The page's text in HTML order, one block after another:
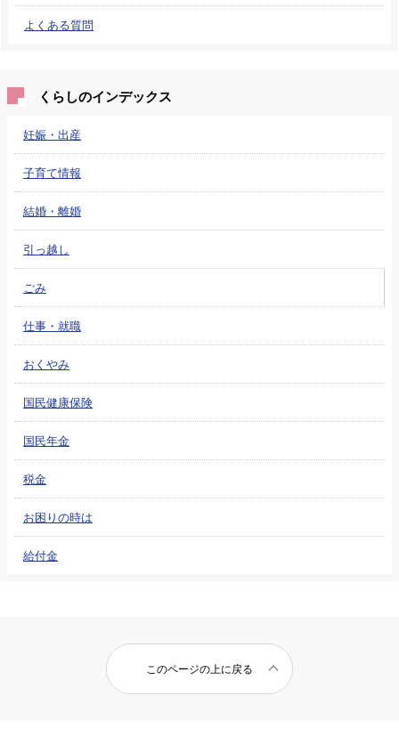
よくある質問
くらしのインデックス
妊娠・出産
子育て情報
結婚・離婚
引っ越し
ごみ
仕事・就職
おくやみ
国民健康保険
国民年金
税金
お困りの時は
給付金
このページの上に戻る